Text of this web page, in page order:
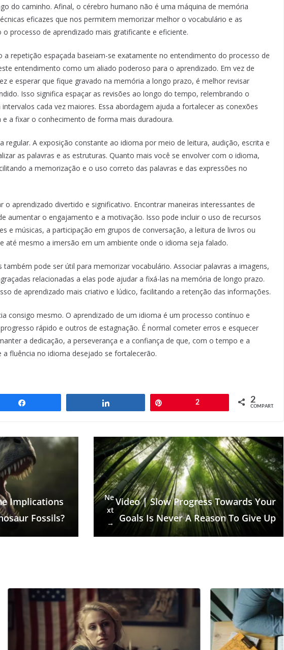
do caminho. Afinal, o cérebro humano não é uma máquina de memória
eficazes que nos permitem memorizar melhor o vocabulário e as
processo de aprendizado mais gratificante e eficiente.
repetição espaçada baseiam-se exatamente no entendimento do processo de
entendimento como um aliado poderoso para o aprendizado. Em vez de
e esperar que fique gravado na memória a longo prazo, é melhor revisar
Isso significa espaçar as revisões ao longo do tempo, relembrando o
cada vez maiores. Essa abordagem ajuda a fortalecer as conexões
a fixar o conhecimento de forma mais duradoura.
regular. A exposição constante ao idioma por meio de leitura, audição, escrita e
as palavras e as estruturas. Quanto mais você se envolver com o idioma,
a memorização e o uso correto das palavras e das expressões no
aprendizado divertido e significativo. Encontrar maneiras interessantes de
aumentar o engajamento e a motivação. Isso pode incluir o uso de recursos
e músicas, a participação em grupos de conversação, a leitura de livros ou
até mesmo a imersão em um ambiente onde o idioma seja falado.
pode ser útil para memorizar vocabulário. Associar palavras a imagens,
relacionadas a elas pode ajudar a fixá-las na memória de longo prazo.
de aprendizado mais criativo e lúdico, facilitando a retenção das informações.
consigo mesmo. O aprendizado de um idioma é um processo contínuo e
rápido e outros de estagnação. É normal cometer erros e esquecer
a dedicação, a perseverança e a confiança de que, com o tempo e a
fluência no idioma desejado se fortalecerão.
Compartilhar 2 2
COMPART.
Implications
Fossils?
Ne
xt
→
Video | Slow Progress Towards Your
Goals Is Never A Reason To Give Up